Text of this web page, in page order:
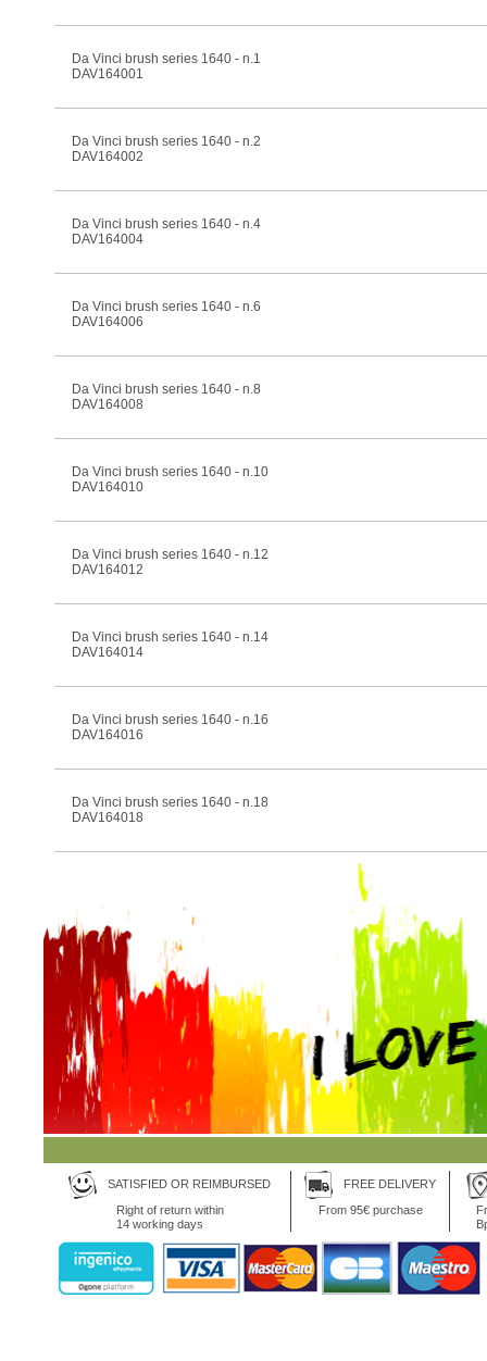
Da Vinci brush series 1640 - n.1
DAV164001
Da Vinci brush series 1640 - n.2
DAV164002
Da Vinci brush series 1640 - n.4
DAV164004
Da Vinci brush series 1640 - n.6
DAV164006
Da Vinci brush series 1640 - n.8
DAV164008
Da Vinci brush series 1640 - n.10
DAV164010
Da Vinci brush series 1640 - n.12
DAV164012
Da Vinci brush series 1640 - n.14
DAV164014
Da Vinci brush series 1640 - n.16
DAV164016
Da Vinci brush series 1640 - n.18
DAV164018
SATISFIED OR REIMBURSED
Right of return within
14 working days
FREE DELIVERY
From 95€ purchase